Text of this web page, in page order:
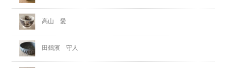
高山 愛
田鶴濱 守人